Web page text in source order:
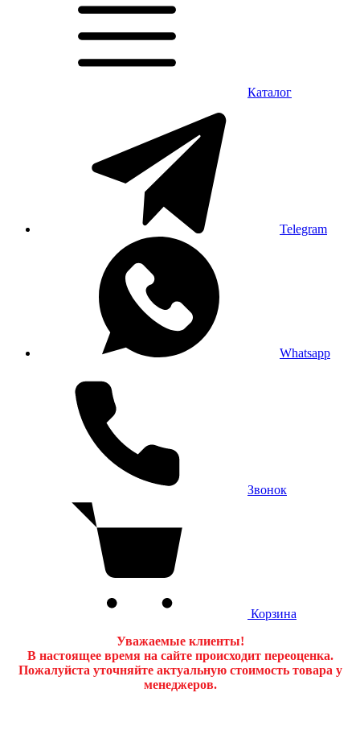
Каталог
Telegram
Whatsapp
Звонок
Корзина
Уважаемые клиенты!
В настоящее время на сайте происходит переоценка.
Пожалуйста уточняйте актуальную стоимость товара у
менеджеров.